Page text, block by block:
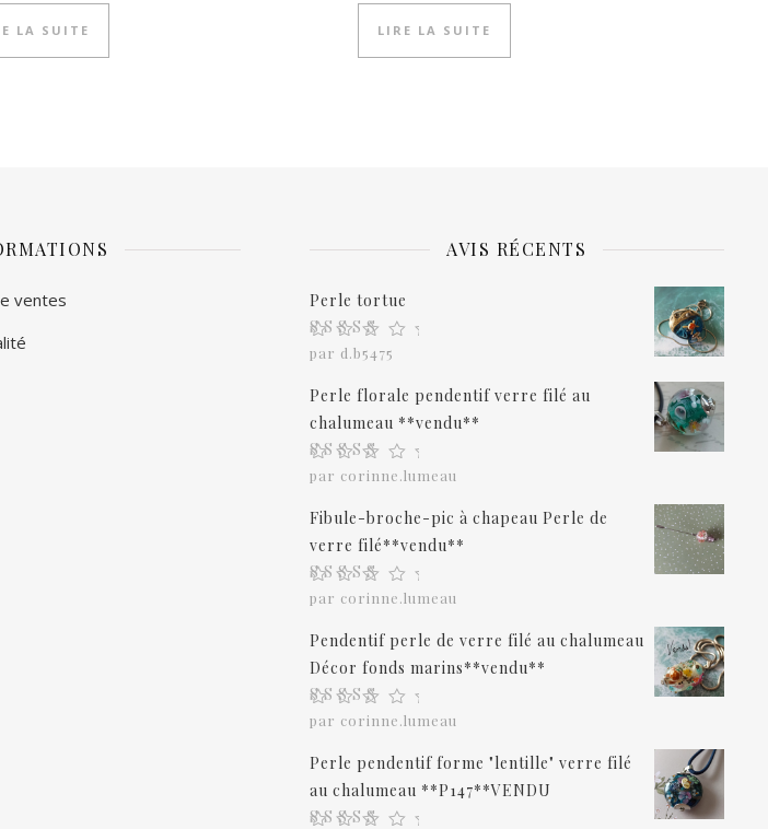
LA SUITE LIRE LA SUITE
ventes
AVIS RÉCENTS
Perle tortue
Note 5sur 5
par d.b5475
Perle florale pendentif verre filé au
chalumeau **vendu**
Note5sur 5
par corinne.lumeau
Fibule-broche-pic à chapeau Perle de
verre filé**vendu**
Note5sur 5
par corinne.lumeau
Pendentif perle de verre filé au chalumeau
Décor fonds marins**vendu**
Note5sur 5
par corinne.lumeau
Perle pendentif forme "lentille" verre filé
au chalumeau **P147**VENDU